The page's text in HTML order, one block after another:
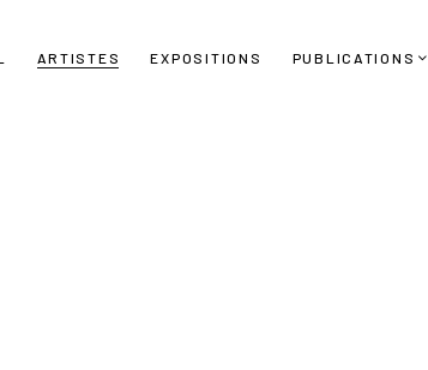
ARTISTES EXPOSITIONS PUBLICATIONS